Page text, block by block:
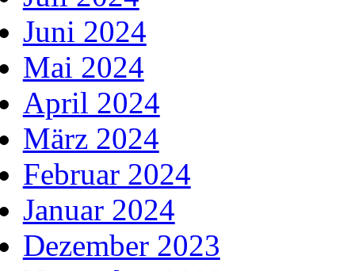
Juni 2024
Mai 2024
April 2024
März 2024
Februar 2024
Januar 2024
Dezember 2023